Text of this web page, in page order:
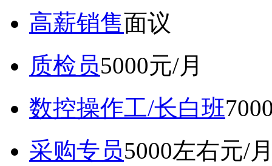
高薪销售面议
质检员5000元/月
数控操作工/长白班
采购专员5000左右元/